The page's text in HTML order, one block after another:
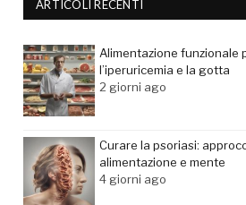
ARTICOLI RECENTI
Alimentazione funzionale
l’iperuricemia e la gotta
2 giorni ago
Curare la psoriasi:
alimentazione e mente
4 giorni ago